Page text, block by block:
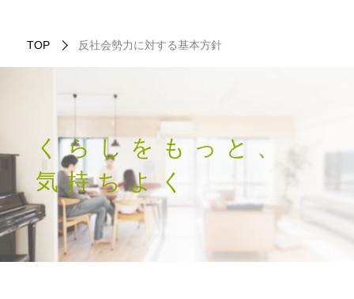
TOP 反社会勢力に対する基本方針
くらしをもっと、
気持ちよく